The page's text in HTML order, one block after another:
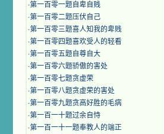
·第一百零一题自卑自贱
·第一百零二题压伏自己
·第一百零三题喜人知我的卑贱
·第一百零四题喜欢受人的轻看
·第一百零五题自尊自大
·第一百零六题骄傲的害处
·第一百零七题贪虚荣
·第一百零八题贪虚荣的害处
·第一百零九题贪高好胜的毛病
·第一百一十题过余自恃
·第一百一十一题奉教人的端正